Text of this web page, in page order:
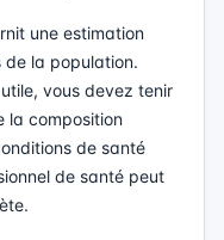
une estimation
de la population.
vous devez tenir
la composition
de santé
de santé peut